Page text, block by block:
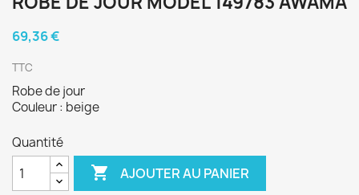
69,36 €
TTC
Robe de jour
Couleur : beige
Quantité
 AJOUTER AU PANIER